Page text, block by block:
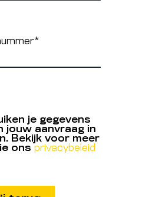
*
je gegevens
jouw aanvraag in
Bekijk voor meer
ons privacybeleid